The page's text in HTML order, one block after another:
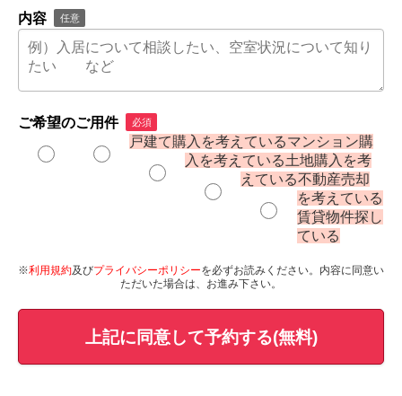
内容 任意
ご希望のご用件 必須
戸建て購入を考えているマンション購
入を考えている土地購入を考
えている不動産売却
を考えている
賃貸物件探し
ている
※利用規約及びプライバシーポリシーを必ずお読みください。内容に同意い
ただいた場合は、お進み下さい。
上記に同意して予約する(無料)